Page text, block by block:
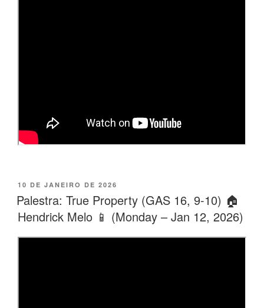
PUBLICADO
EM
10 DE JANEIRO DE 2026
Palestra: True Property (GAS 16, 9-10) 🏠
Hendrick Melo 📱 (Monday – Jan 12, 2026)